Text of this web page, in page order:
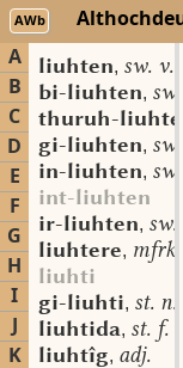
AWb
A
B
C
D
E
F
G
H
I
J
K
liuhten, sw. v.
bi-liuhten, sw.
thuruh-liuhten
gi-liuhten, sw.
in-liuhten, sw.
int-liuhten
ir-liuhten, sw.
liuhtere, mfrk.
liuhti
gi-liuhti, st. n.
liuhtida, st. f.
liuhtîg, adj.